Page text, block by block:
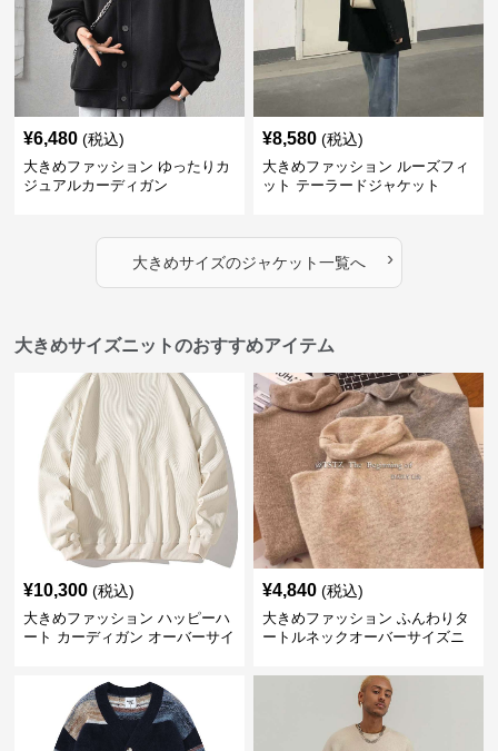
¥6,480 (税込)
大きめファッション ゆったりカ
ジュアルカーディガン
¥8,580 (税込)
大きめファッション ルーズフィ
ット テーラードジャケット
大きめサイズのジャケット一覧へ ›
大きめサイズニットのおすすめアイテム
¥10,300 (税込)
大きめファッション ハッピーハ
ート カーディガン オーバーサイ
¥4,840 (税込)
大きめファッション ふんわりタ
ートルネックオーバーサイズニ